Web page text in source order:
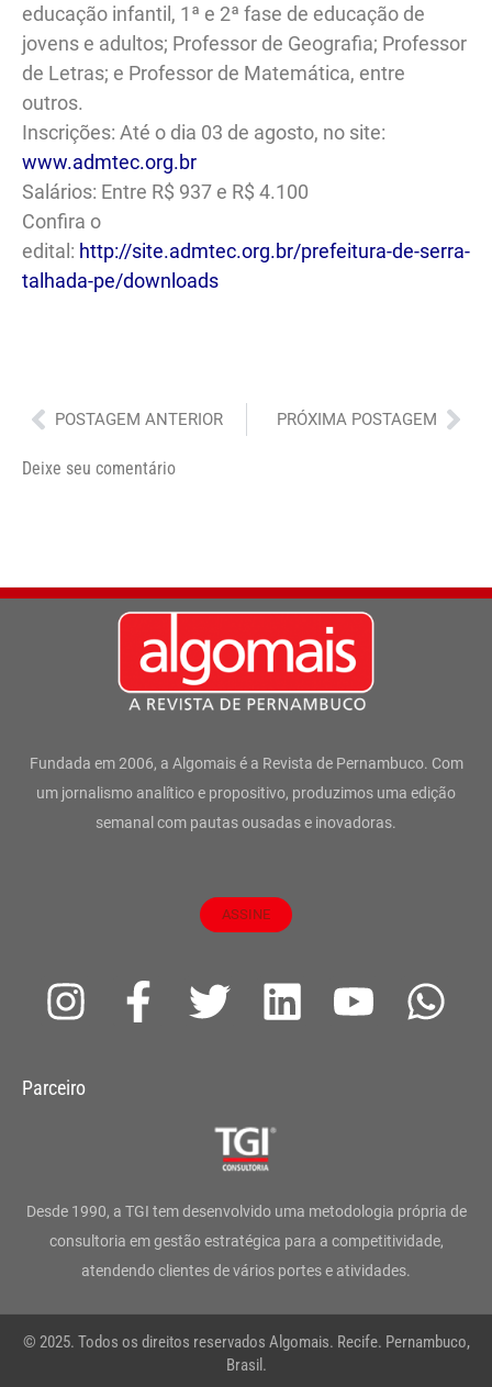
educação infantil, 1ª e 2ª fase de educação de
jovens e adultos; Professor de Geografia; Professor
de Letras; e Professor de Matemática, entre
outros.
Inscrições: Até o dia 03 de agosto, no site:
www.admtec.org.br
Salários: Entre R$ 937 e R$ 4.100
Confira o
edital: http://site.admtec.org.br/prefeitura-de-serra-
talhada-pe/downloads
Anterior
POSTAGEM ANTERIOR PRÓXIMA POSTAGEM
Deixe seu comentário
Fundada em 2006, a Algomais é a Revista de Pernambuco. Com
um jornalismo analítico e propositivo, produzimos uma edição
semanal com pautas ousadas e inovadoras.
ASSINE
I
s
g
r
a
m
F
a
o
o
k
-
T
t
e
r
L
d
i
n
Y
b
e
W
a
p
Parceiro
Desde 1990, a TGI tem desenvolvido uma metodologia própria de
consultoria em gestão estratégica para a competitividade,
atendendo clientes de vários portes e atividades.
© 2025. Todos os direitos reservados Algomais. Recife. Pernambuco,
Brasil.